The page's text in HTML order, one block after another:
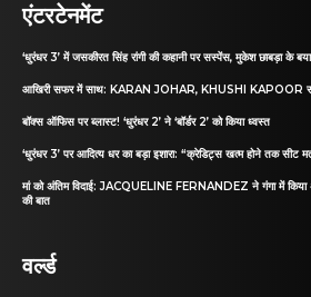
एंटरटेनमेंट
‘धुरंधर 3’ में जसकीरत सिंह रांगी की कहानी पर सस्पेंस, मुकेश छाबड़ा के
आखिरी सफर में साथ: KARAN JOHAR, KHUSHI KAPOOR
बॉक्स ऑफिस पर ब्लास्ट! ‘धुरंधर 2’ ने ‘बॉर्डर 2’ को किया ध्वस्त
‘धुरंधर 3’ पर आदित्य धर का बड़ा इशारा: “क्रेडिट्स खत्म होने तक सीट
मां को अंतिम विदाई: JACQUELINE FERNANDEZ ने गंगा में किया
की बात
वर्ल्ड